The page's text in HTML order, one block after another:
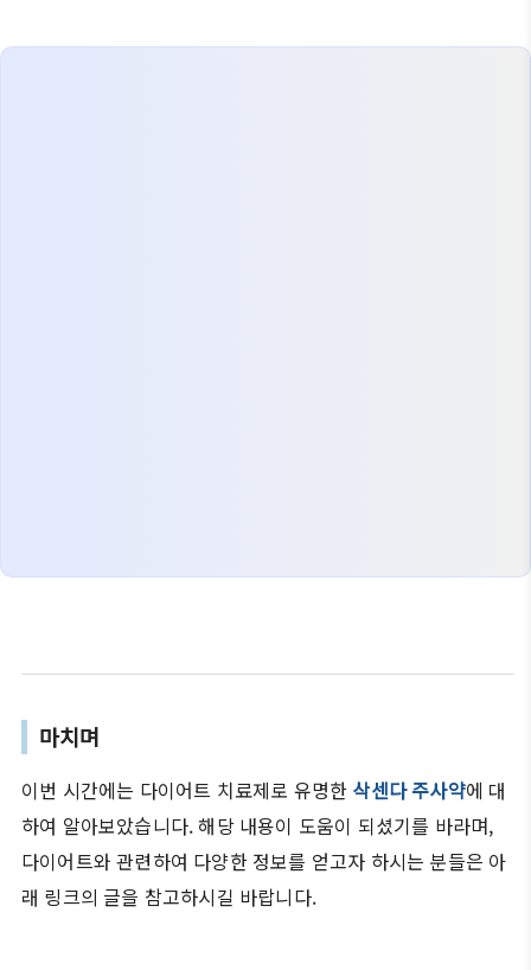
마치며
이번 시간에는 다이어트 치료제로 유명한 삭센다 주사약에 대
하여 알아보았습니다. 해당 내용이 도움이 되셨기를 바라며,
다이어트와 관련하여 다양한 정보를 얻고자 하시는 분들은 아
래 링크의 글을 참고하시길 바랍니다.